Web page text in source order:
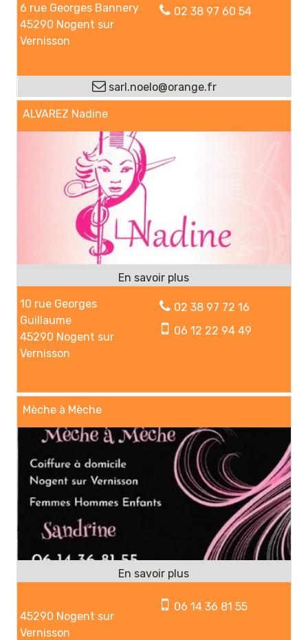
6 rue Georges Bannery
45290 Nogent sur
Vernisson
02 38 97 60 54
sarl.noelo@orange.fr
ALVAREZ Nadine
10 rue Georges
Guillaume
45290 Nogent sur
Vernisson
02 38 97 72 16
06 12 22 94 49
Mèche à Mèche
45290 Nogent sur
Vernisson
06 14 36 81 55